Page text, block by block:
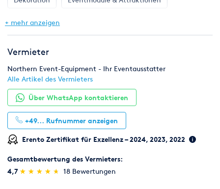
PreiseVERMIETPREISE
Milch, Kaffee usw, werden verkauft und sind dementsprechend
in den Artikelbeschreibungen gekennzeichnet.
Gastronomie & Bar
Pflanzen Toilette, WC & Dusche
Zelte & Zeltsysteme Beleuchtung
+ mehr anzeigen
Vermieter
Northern Event-Equipment - Ihr Eventausstatter
Alle Artikel des Vermieters
Über WhatsApp kontaktieren
+49... Rufnummer anzeigen
Erento Zertifikat für Exzellenz – 2024, 2023, 2022
Gesamtbewertung des Vermieters:
4,7 (*)
★
★
(*) ★
★
(*) ★
★
(*) ★
★
(*) ★
★ 18 Bewertungen